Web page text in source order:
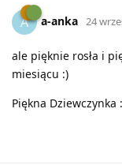
A a-anka 24
ale pięknie rosła i
miesiącu :)
Piękna Dziewczynka